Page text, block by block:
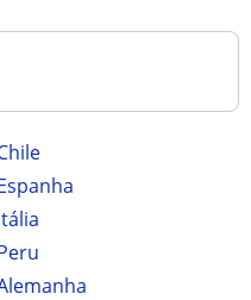
Chile
Espanha
Itália
Peru
Alemanha